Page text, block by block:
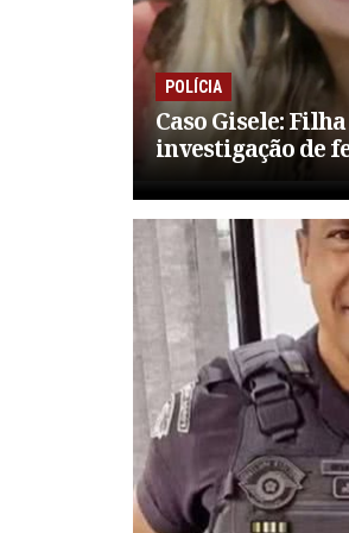
POLÍCIA
Caso Gisele:
investigação de